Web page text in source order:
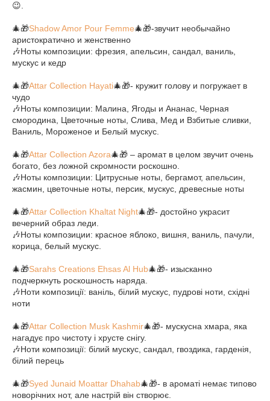
😉.
🎄🎁Shadow Amor Pour Femme🎄🎁-звучит необычайно
аристократично и женственно
🎶Ноты композиции: фрезия, апельсин, сандал, ваниль,
мускус и кедр
🎄🎁Attar Collection Hayati🎄🎁- кружит голову и погружает в
чудо
🎶Ноты композиции: Малина, Ягоды и Ананас, Черная
смородина, Цветочные ноты, Слива, Мед и Взбитые сливки,
Ваниль, Мороженое и Белый мускус.
🎄🎁Attar Collection Azora🎄🎁 – аромат в целом звучит очень
богато, без ложной скромности роскошно.
🎶Ноты композиции: Цитрусные ноты, бергамот, апельсин,
жасмин, цветочные ноты, персик, мускус, древесные ноты
🎄🎁Attar Collection Khaltat Night🎄🎁- достойно украсит
вечерний образ леди.
🎶Ноты композиции: красное яблоко, вишня, ваниль, пачули,
корица, белый мускус.
🎄🎁Sarahs Creations Ehsas Al Hub🎄🎁- изысканно
подчеркнуть роскошность наряда.
🎶Ноти композиції: ваніль, білий мускус, пудрові ноти, східні
ноти
🎄🎁Attar Collection Musk Kashmir🎄🎁- мускусна хмара, яка
нагадує про чистоту і хрусте снігу.
🎶Ноти композиції: білий мускус, сандал, гвоздика, гарденія,
білий перець
🎄🎁Syed Junaid Moattar Dhahab🎄🎁- в ароматі немає типово
новорічних нот, але настрій він створює.